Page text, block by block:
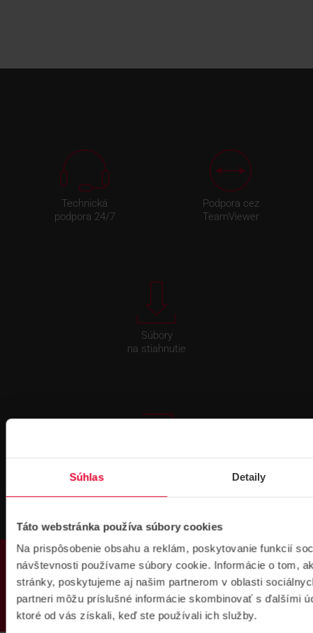
Súhlas Detaily
Táto webstránka používa súbory cookies
Na prispôsobenie obsahu a reklám, poskytovanie funkcií
návštevnosti používame súbory cookie. Informácie o tom,
stránky, poskytujeme aj našim partnerom v oblasti
partneri môžu príslušné informácie skombinovať s ďalšími
ktoré od vás získali, keď ste používali ich služby.
PRODUKTY
Technická
podpora 24/7
Podpora cez
TeamViewer
Súbory
na stiahnutie
objednávkach nad 300 € bez DPH
DOPRAVA ZADARMO
Prihlásenie
na školenie